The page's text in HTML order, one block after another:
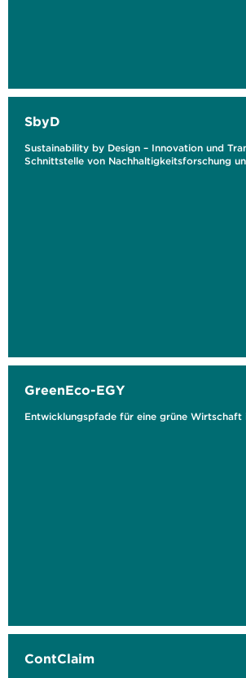
SbyD
Sustainability by Design – Innovation und
Schnittstelle von Nachhaltigkeitsforschung
GreenEco-EGY
Entwicklungspfade für eine grüne Wirtschaft
ContClaim